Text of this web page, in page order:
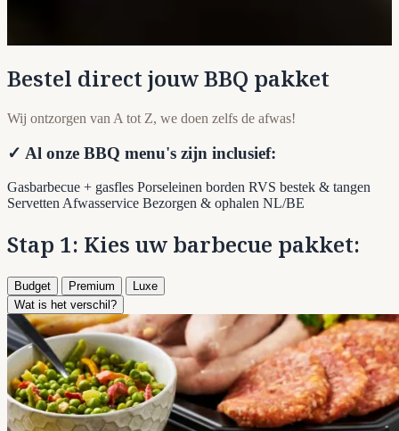
Bestel direct jouw BBQ pakket
Wij ontzorgen van A tot Z, we doen zelfs de afwas!
✓ Al onze BBQ menu's zijn inclusief:
Gasbarbecue + gasfles Porseleinen borden RVS bestek & tangen
ServettenAfwasservice Bezorgen & ophalen NL/BE
Stap 1: Kies uw barbecue pakket:
Budget Premium
Luxe
Wat is het verschil?